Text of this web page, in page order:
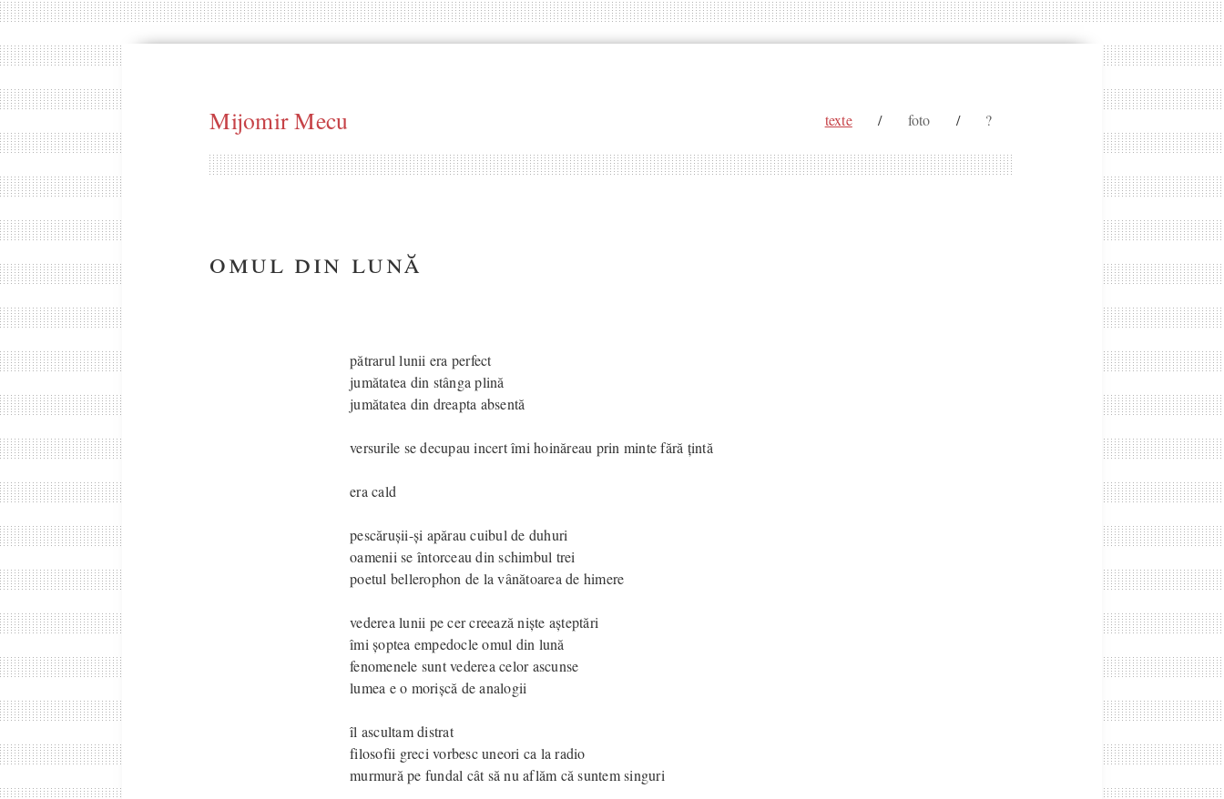
Mijomir Mecu texte / foto / ?
omul din lună
pătrarul lunii era perfect
jumătatea din stânga plină
jumătatea din dreapta absentă
versurile se decupau incert îmi hoinăreau prin minte fără țintă
era cald
pescărușii-și apărau cuibul de duhuri
oamenii se întorceau din schimbul trei
poetul bellerophon de la vânătoarea de himere
vederea lunii pe cer creează niște așteptări
îmi șoptea empedocle omul din lună
fenomenele sunt vederea celor ascunse
lumea e o morișcă de analogii
îl ascultam distrat
filosofii greci vorbesc uneori ca la radio
murmură pe fundal cât să nu aflăm că suntem singuri